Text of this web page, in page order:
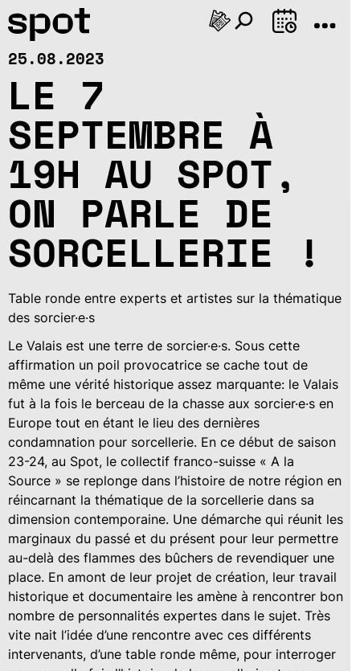
AOÛT
Sa Di Lu
25.08.2023
LE 7
SEPTEMBRE À
19H AU SPOT,
ON PARLE DE
SORCELLERIE !
Table ronde entre experts et artistes sur la thématique
des sorcier·e·s
Le Valais est une terre de sorcier·e·s. Sous cette
affirmation un poil provocatrice se cache tout de
même une vérité historique assez marquante: le Valais
fut à la fois le berceau de la chasse aux sorcier·e·s en
Europe tout en étant le lieu des dernières
condamnation pour sorcellerie. En ce début de saison
23-24, au Spot, le collectif franco-suisse « A la
Source » se replonge dans l’histoire de notre région en
réincarnant la thématique de la sorcellerie dans sa
dimension contemporaine. Une démarche qui réunit les
marginaux du passé et du présent pour leur permettre
au-delà des flammes des bûchers de revendiquer une
place. En amont de leur projet de création, leur travail
historique et documentaire les amène à rencontrer bon
nombre de personnalités expertes dans le sujet. Très
vite nait l’idée d’une rencontre avec ces différents
intervenants, d’une table ronde même, pour interroger